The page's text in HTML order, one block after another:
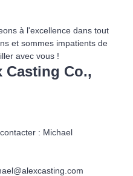
à l'excellence dans tout
et sommes impatients de
avec vous !
Casting Co.,
: Michael